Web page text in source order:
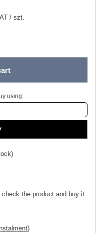
/ szt.
using:
the product and buy it
)